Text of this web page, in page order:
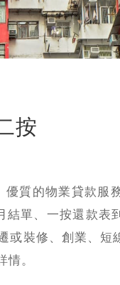
按
質的物業貸款服
單、一按還款表
裝修、創業、
。